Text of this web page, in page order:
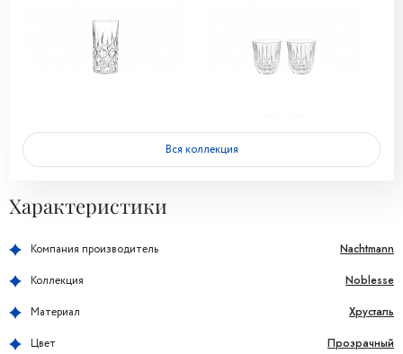
Вся коллекция
Характеристики
Компания производитель Nachtmann
Коллекция Noblesse
Материал Хрусталь
Цвет Прозрачный